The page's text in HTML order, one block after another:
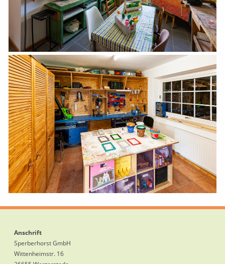
Anschrift
Sperberhorst GmbH
Wittenheimstr. 16